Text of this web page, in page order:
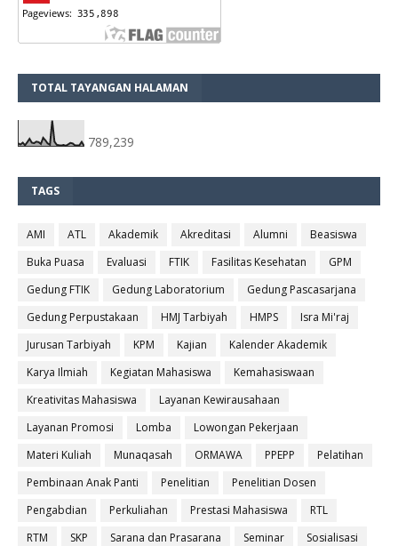
TOTAL TAYANGAN HALAMAN
789,239
TAGS
AMI ATL Akademik Akreditasi Alumni
Beasiswa
Buka Puasa
Evaluasi FTIK Fasilitas Kesehatan
GPM
Gedung FTIK
Gedung Laboratorium
Gedung Pascasarjana
Gedung Perpustakaan
HMJ Tarbiyah HMPS
Isra Mi'raj
Jurusan Tarbiyah
KPM Kajian
Kalender Akademik
Karya Ilmiah
Kegiatan Mahasiswa
Kemahasiswaan
Kreativitas Mahasiswa
Layanan Kewirausahaan
Layanan Promosi
Lomba
Lowongan Pekerjaan
Materi Kuliah
Munaqasah ORMAWA PPEPP
Pelatihan
Pembinaan Anak Panti
Penelitian
Penelitian Dosen
Pengabdian
Perkuliahan Prestasi Mahasiswa
RTL
RTM
SKP Sarana dan Prasarana Seminar
Sosialisasi